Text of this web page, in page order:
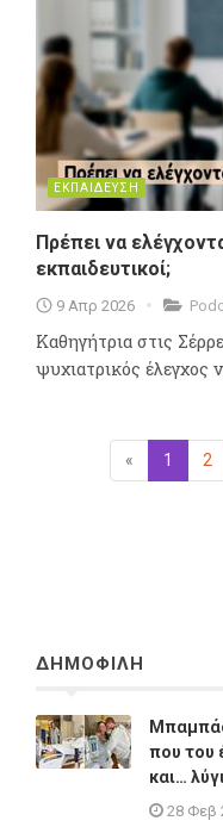
ΕΚΠΑΙΔΕΥΣΗ
Πρέπει να
εκπαιδευτικοί;
9 Απρ 2026
Καθηγήτρια στις
ψυχιατρικός έλεγχος
« 1 2
ΔΗΜΟΦΙΛΗ
που του
και…
28 Φεβ